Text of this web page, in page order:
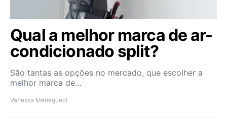
Qual a melhor marca de ar-
condicionado split?
São tantas as opções no mercado, que escolher a
melhor marca de…
Vanessa Menegueci